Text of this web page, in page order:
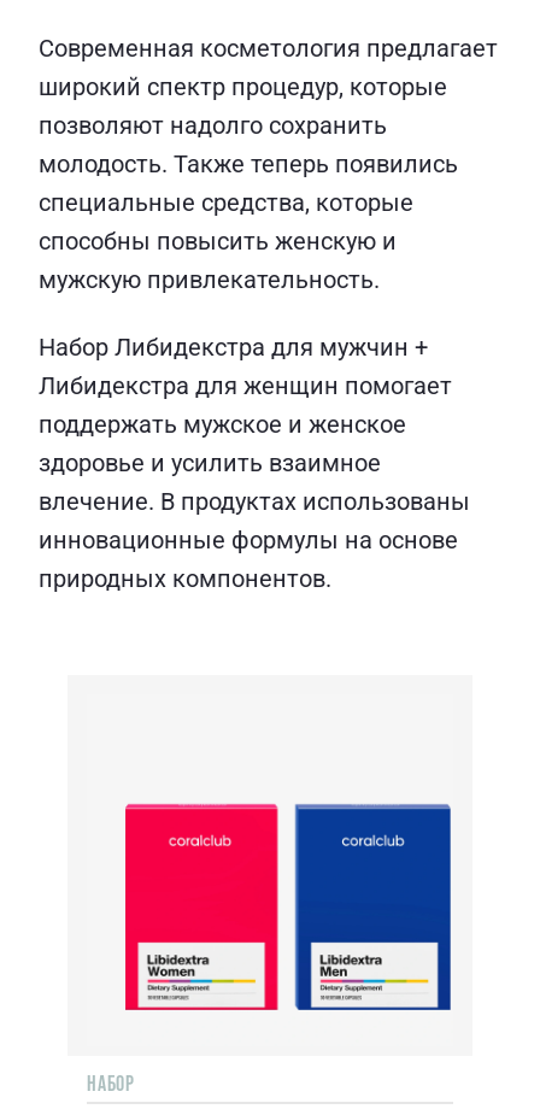
Современная косметология предлагает
широкий спектр процедур, которые
позволяют надолго сохранить
молодость. Также теперь появились
специальные средства, которые
способны повысить женскую и
мужскую привлекательность.
Набор Либидекстра для мужчин +
Либидекстра для женщин помогает
поддержать мужское и женское
здоровье и усилить взаимное
влечение. В продуктах использованы
инновационные формулы на основе
природных компонентов.
НАБОР